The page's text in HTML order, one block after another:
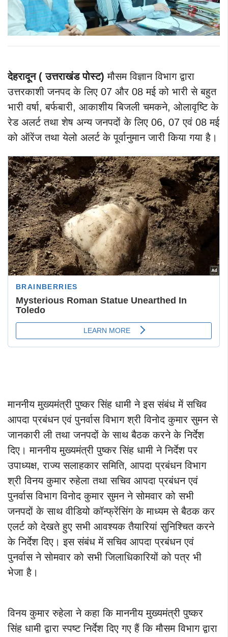
देहरादून ( उत्तराखंड पोस्ट)मौसम विज्ञान विभाग द्वारा
उत्तरकाशी जनपद के लिए 07 और 08 मई को भारी से बहुत
भारी वर्षा, बर्फबारी, आकाशीय बिजली चमकने, ओलावृष्टि के
रेड अलर्ट तथा शेष अन्य जनपदों के लिए 06, 07 एवं 08 मई
को ऑरेंज तथा येलो अलर्ट के पूर्वानुमान जारी किया गया है।
माननीय मुख्यमंत्री पुष्कर सिंह धामी ने इस संबंध में सचिव
आपदा प्रबंधन एवं पुनर्वास विभाग श्री विनोद कुमार सुमन से
जानकारी ली तथा जनपदों के साथ बैठक करने के निर्देश
दिए। माननीय मुख्यमंत्री पुष्कर सिंह धामी ने निर्देश पर
उपाध्यक्ष, राज्य सलाहकार समिति, आपदा प्रबंधन विभाग
श्री विनय कुमार रुहेला तथा सचिव आपदा प्रबंधन एवं
पुनर्वास विभाग विनोद कुमार सुमन ने सोमवार को सभी
जनपदों के साथ वीडियो कॉन्फ्रेंसिंग के माध्यम से बैठक कर
एलर्ट को देखते हुए सभी आवश्यक तैयारियां सुनिश्चित करने
के निर्देश दिए। इस संबंध में सचिव आपदा प्रबंधन एवं
पुनर्वास ने सोमवार को सभी जिलाधिकारियों को पत्र भी
भेजा है।
विनय कुमार रुहेला ने कहा कि माननीय मुख्यमंत्री पुष्कर
सिंह धामी द्वारा स्पष्ट निर्देश दिए गए हैं कि मौसम विभाग द्वारा